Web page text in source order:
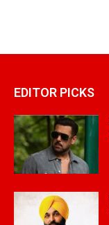
EDITOR PICKS